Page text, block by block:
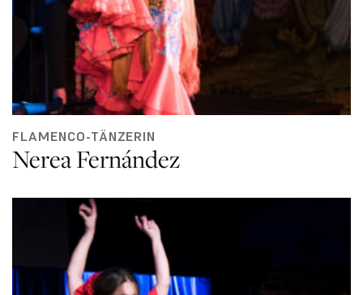
FLAMENCO-TÄNZERIN
Nerea Fernández